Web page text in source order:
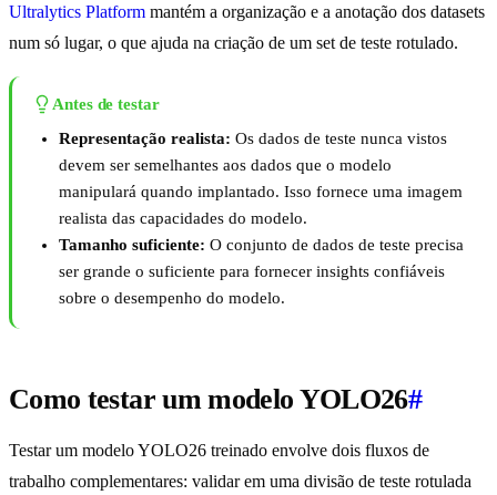
Ultralytics Platform mantém a organização e a anotação dos datasets
num só lugar, o que ajuda na criação de um set de teste rotulado.
Antes de testar
Representação realista: Os dados de teste nunca vistos
devem ser semelhantes aos dados que o modelo
manipulará quando implantado. Isso fornece uma imagem
realista das capacidades do modelo.
Tamanho suficiente: O conjunto de dados de teste precisa
ser grande o suficiente para fornecer insights confiáveis
sobre o desempenho do modelo.
Como testar um modelo YOLO26#
Testar um modelo YOLO26 treinado envolve dois fluxos de
trabalho complementares: validar em uma divisão de teste rotulada